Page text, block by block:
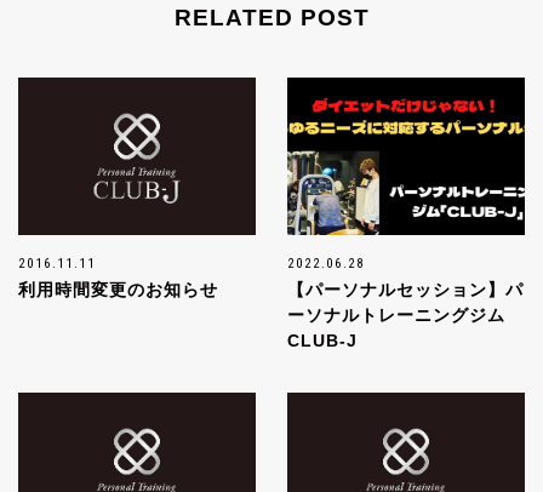
RELATED POST
2016.11.11
利用時間変更のお知らせ
2022.06.28
【パーソナルセッション】パ
ーソナルトレーニングジム
CLUB-J